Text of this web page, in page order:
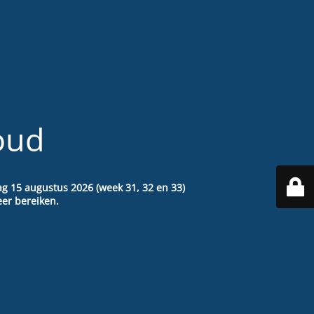
augustus 2026 (week 31, 32 en 33)
bereiken.